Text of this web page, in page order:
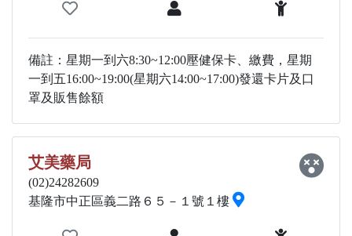
備註：星期一到六8:30~12:00壓健保卡、繳費，星期
一到五16:00~19:00(星期六14:00~17:00)發還卡片及口
罩及販售餘額
艾美藥局
(02)24282609
基隆市中正區義二路６５－１號１樓